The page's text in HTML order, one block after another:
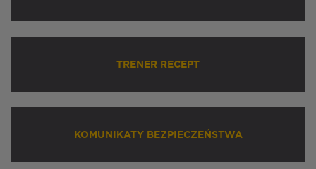
TRENER RECEPT
KOMUNIKATY BEZPIECZEŃSTWA